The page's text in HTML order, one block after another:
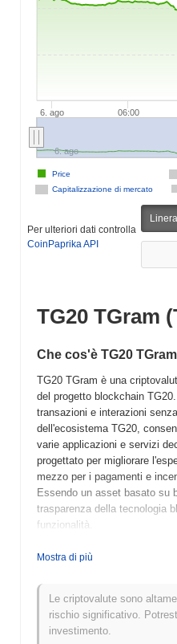
6. ago 06:00
Capitalizzazione di mercato
Price
6. ago
Per ulteriori dati controlla
CoinPaprika API
TG20 TGram
Che cos'è TG20
TG20 TGram è una
del progetto blockchain
transazioni e interazioni
dell'ecosistema TG20,
varie applicazioni e servizi
progettato per migliorare
mezzo per i pagamenti e
Essendo un asset basato su
trasparenza della tecnologia
funzionalità.
Quando e come è
su blockchain mirata a
interazioni sociali all'interno
team di appassionati di
Mostra di più
Le criptovalute sono
rischio significativo.
investimento.